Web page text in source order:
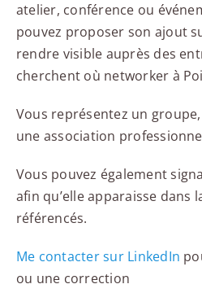
atelier, conférence ou
pouvez proposer son ajout
rendre visible auprès des
cherchent où networker à
Vous représentez un
une association
Vous pouvez également
afin qu’elle apparaisse dans
référencés.
Me contacter sur LinkedIn
ou une correction